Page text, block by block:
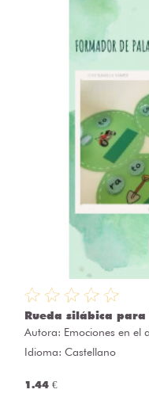
Rueda silábica
Autora: Emociones en el
Idioma: Castellano
1.44 €